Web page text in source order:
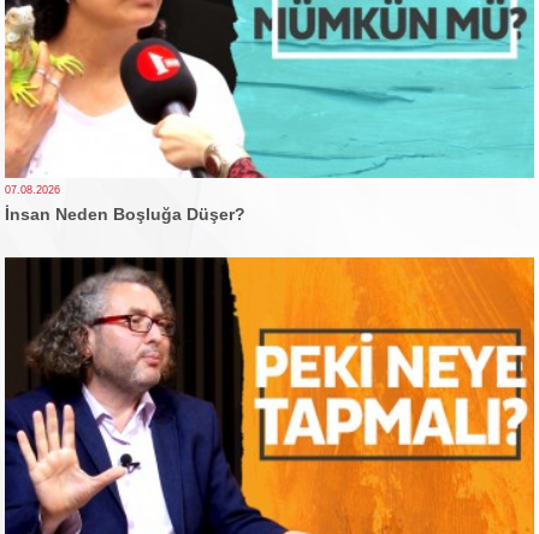
07.08.2026
İnsan Neden Boşluğa Düşer?